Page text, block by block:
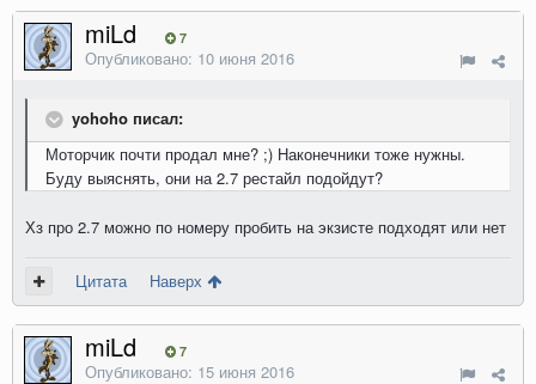
miLd 7
Опубликовано: 10 июня 2016
yohoho писал:
Моторчик почти продал мне? ;) Наконечники тоже нужны.
Буду выяснять, они на 2.7 рестайл подойдут?
Хз про 2.7 можно по номеру пробить на экзисте подходят или нет
Цитата Наверх
miLd 7
Опубликовано: 15 июня 2016